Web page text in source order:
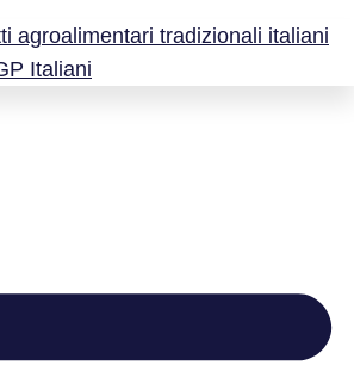
agroalimentari tradizionali italiani
Italiani